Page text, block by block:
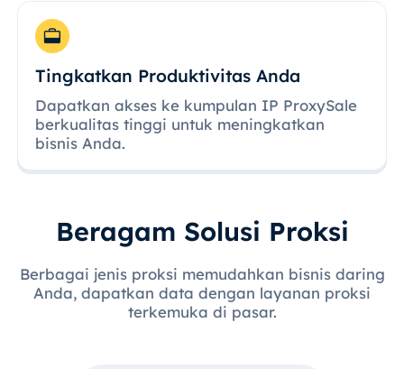
Tingkatkan Produktivitas Anda
Dapatkan akses ke kumpulan IP ProxySale
berkualitas tinggi untuk meningkatkan
bisnis Anda.
Beragam Solusi Proksi
Berbagai jenis proksi memudahkan bisnis daring
Anda, dapatkan data dengan layanan proksi
terkemuka di pasar.